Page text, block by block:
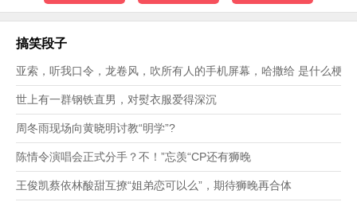
搞笑段子
亚索，听我口令，龙卷风，吹所有人的手机屏幕，哈撒给 是什么梗？
世上有一群钢铁直男，对熨衣服爱得深沉
周冬雨现场向黄晓明讨教“明学”?
陈情令演唱会正式分手？不！”忘羡“CP还有狮晚
王俊凯蔡依林酸甜互撩“姐弟恋可以么”，期待狮晚再合体